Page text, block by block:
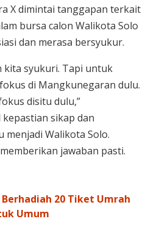
X dimintai tanggapan terkait
bursa calon Walikota Solo
dan merasa bersyukur.
kita syukuri. Tapi untuk
di Mangkunegaran dulu.
disitu dulu,”
sikap dan
Walikota Solo.
jawaban pasti.
20 Tiket Umrah
Umum